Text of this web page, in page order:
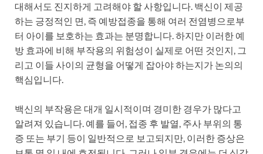
대해서도 진지하게 고려해야 할 사항입니다. 백신이 제공
하는 긍정적인 면, 즉 예방접종을 통해 여러 전염병으로부
터 아이를 보호하는 효과는 분명합니다. 하지만 이러한 예
방 효과에 비해 부작용의 위험성이 실제로 어떤 것인지, 그
리고 이들 사이의 균형을 어떻게 잡아야 하는지가 논의의
핵심입니다.
백신의 부작용은 대개 일시적이며 경미한 경우가 많다고
알려져 있습니다. 예를 들어, 접종 후 발열, 주사 부위의 통
증 또는 부기 등이 일반적으로 보고되지만, 이러한 증상은